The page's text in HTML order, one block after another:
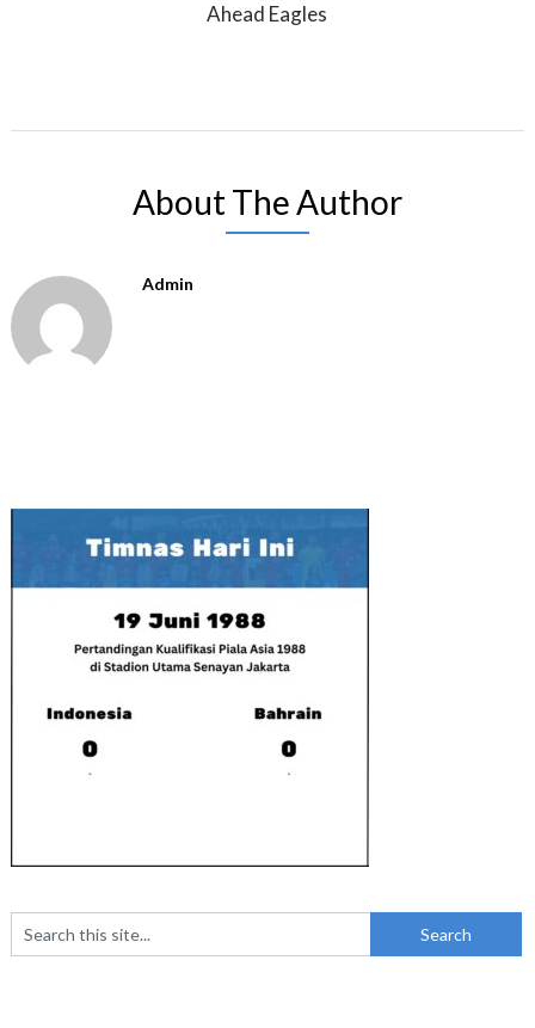
Ahead Eagles
About The Author
Admin